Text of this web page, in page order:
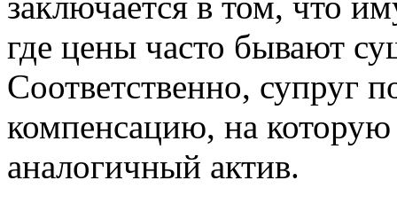
где цены часто бывают
Соответственно, супруг
компенсацию, на
аналогичный актив.